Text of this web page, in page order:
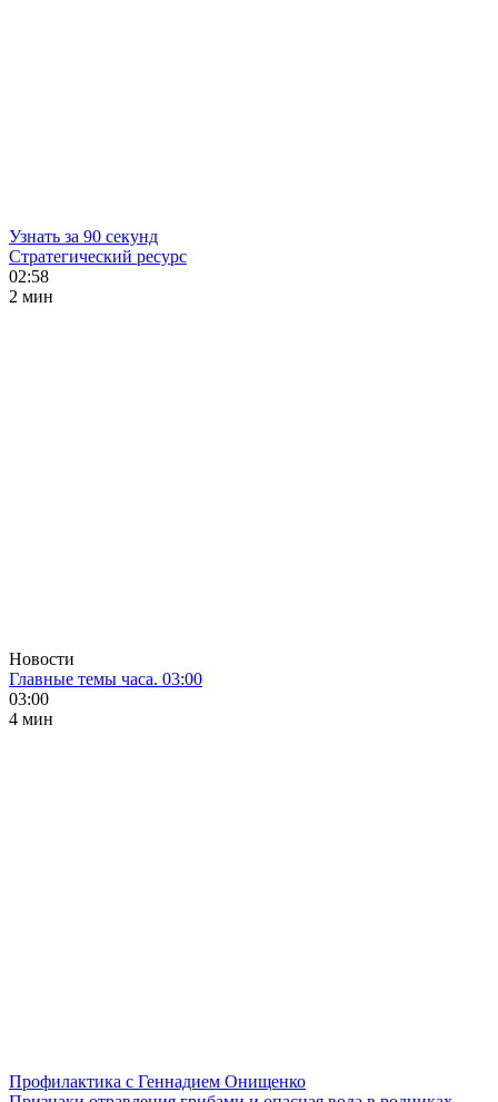
Узнать за 90 секунд
Стратегический ресурс
02:58
2 мин
Новости
Главные темы часа. 03:00
03:00
4 мин
Профилактика с Геннадием Онищенко